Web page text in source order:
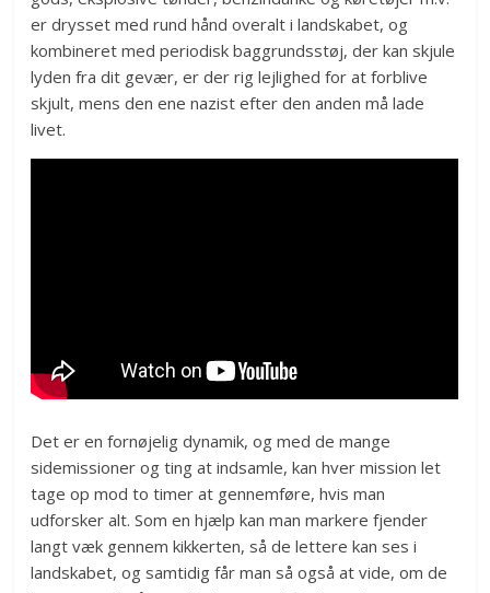
er drysset med rund hånd overalt i landskabet, og
kombineret med periodisk baggrundsstøj, der kan skjule
lyden fra dit gevær, er der rig lejlighed for at forblive
skjult, mens den ene nazist efter den anden må lade
livet.
Det er en fornøjelig dynamik, og med de mange
sidemissioner og ting at indsamle, kan hver mission let
tage op mod to timer at gennemføre, hvis man
udforsker alt. Som en hjælp kan man markere fjender
langt væk gennem kikkerten, så de lettere kan ses i
landskabet, og samtidig får man så også at vide, om de